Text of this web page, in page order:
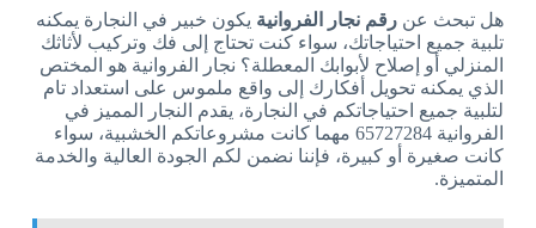
هل تبحث عن رقم نجار الفروانية يكون خبير في النجارة يمكنه
تلبية جميع احتياجاتك، سواء كنت تحتاج إلى فك وتركيب لأثاثك
المنزلي أو إصلاح لأبوابك المعطلة؟ نجار الفروانية هو المختص
الذي يمكنه تحويل أفكارك إلى واقع ملموس على استعداد تام
لتلبية جميع احتياجاتكم في النجارة، يقدم النجار المميز في
الفروانية 65727284 مهما كانت مشروعاتكم الخشبية، سواء
كانت صغيرة أو كبيرة، فإننا نضمن لكم الجودة العالية والخدمة
المتميزة.